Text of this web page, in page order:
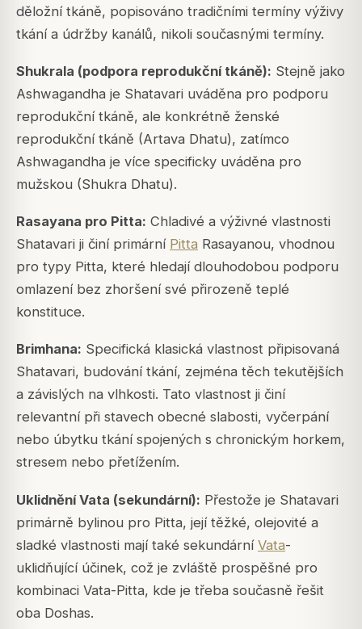
děložní tkáně, popisováno tradičními termíny výživy
tkání a údržby kanálů, nikoli současnými termíny.
Shukrala (podpora reprodukční tkáně): Stejně jako
Ashwagandha je Shatavari uváděna pro podporu
reprodukční tkáně, ale konkrétně ženské
reprodukční tkáně (Artava Dhatu), zatímco
Ashwagandha je více specificky uváděna pro
mužskou (Shukra Dhatu).
Rasayana pro Pitta: Chladivé a výživné vlastnosti
Shatavari ji činí primární Pitta Rasayanou, vhodnou
pro typy Pitta, které hledají dlouhodobou podporu
omlazení bez zhoršení své přirozeně teplé
konstituce.
Brimhana: Specifická klasická vlastnost připisovaná
Shatavari, budování tkání, zejména těch tekutějších
a závislých na vlhkosti. Tato vlastnost ji činí
relevantní při stavech obecné slabosti, vyčerpání
nebo úbytku tkání spojených s chronickým horkem,
stresem nebo přetížením.
Uklidnění Vata (sekundární): Přestože je Shatavari
primárně bylinou pro Pitta, její těžké, olejovité a
sladké vlastnosti mají také sekundární Vata-
uklidňující účinek, což je zvláště prospěšné pro
kombinaci Vata-Pitta, kde je třeba současně řešit
oba Doshas.